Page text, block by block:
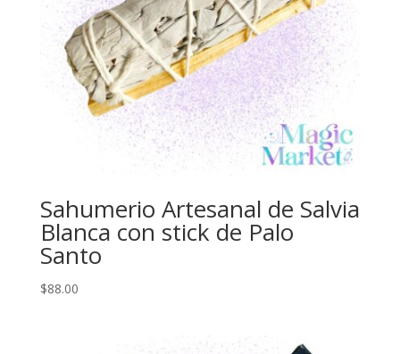
Sahumerio Artesanal de Salvia
Blanca con stick de Palo
Santo
$88.00